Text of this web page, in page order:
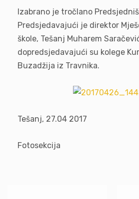
Izabrano je tročlano
Predsjedavajući je direktor
škole, Tešanj Muharem
dopredsjedavajući su kolege
Buzadžija iz Travnika.
Tešanj, 27.04 2017
Fotosekcija